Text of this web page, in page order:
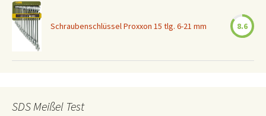
Schraubenschlüssel Proxxon 15 tlg. 6-21 mm 8.6
SDS Meißel Test